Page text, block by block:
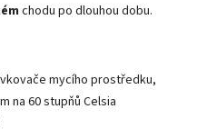
chodu po dlouhou dobu.
mycího prostředku,
na 60 stupňů Celsia